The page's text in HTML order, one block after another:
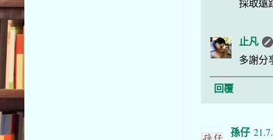
採取遠
止凡
多謝分
回覆
孫仔